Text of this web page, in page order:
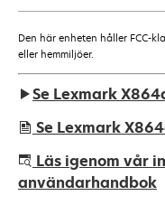
Den här enheten håller FCC-
eller hemmiljöer.
Se Lexmark
Se Lexmark
opens
in
Läs igenom vår
användarhandbok